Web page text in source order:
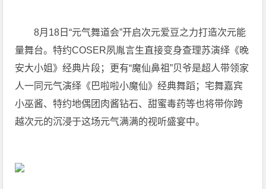
8月18日“元气舞道会”开启次元爱豆之力打造次元能
量舞台。特约COSER夙胤言生直接变身查理苏演绎《晚
安大小姐》经典片段；更有“魔仙鼻祖”贝爷是超人带领家
人一同元气演绎《巴啦啦小魔仙》经典舞蹈；宅舞嘉宾
小巫酱、特约地偶团肉酱钻石、甜蜜毒药等也将带你跨
越次元的沉浸于这场元气满满的视听盛宴中。